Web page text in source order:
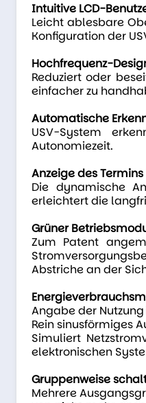
Intuitive LCD-
Leicht ablesbare
Konfiguration der
Hochfrequenz-
Reduziert oder
einfacher zu
Automatische
USV-System
Autonomiezeit.
Anzeige des
Die dynamische
erleichtert die
Grüner
Zum Patent
Abstriche an der
Angabe der
Rein sinusförmiges
Simuliert
elektronischen
Gruppenweise
Mehrere